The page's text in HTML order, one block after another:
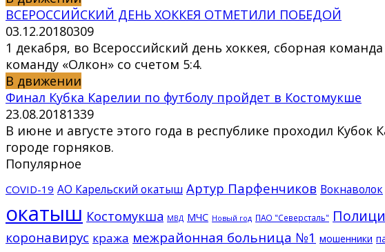
ВСЕРОССИЙСКИЙ ДЕНЬ ХОККЕЯ ОТМЕТИЛИ ПОБЕДОЙ
03.12.20180309
1 декабря, во Всероссийский день хоккея, сборная
команду «Олкон» со счетом 5:4.
В движении
Финал Кубка Карелии по футболу пройдет в Костомукше
23.08.20181339
В июне и августе этого года в республике проходил
городе горняков.
Популярное
COVID-19 АО Карельский окатыш Артур Парфенчиков Вокнаволок
окатыш Костомукша МВД МЧС Новый год ПАО "Северсталь"
коронавирус кража межрайонная больница №1 мошенники